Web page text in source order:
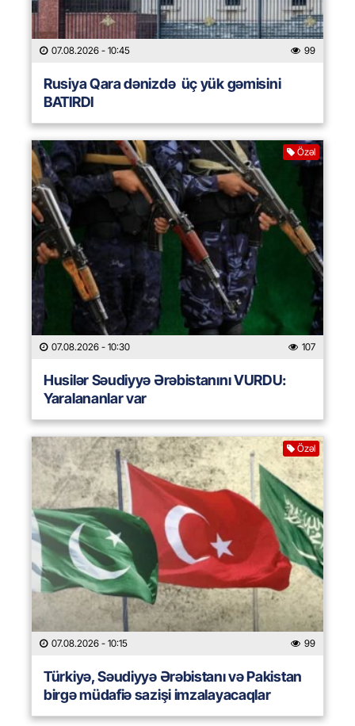
07.08.2026 - 10:45 99
Rusiya Qara dənizdə üç yük gəmisini
BATIRDI
Özəl
07.08.2026 - 10:30 107
Husilər Səudiyyə Ərəbistanını VURDU:
Yaralananlar var
Özəl
07.08.2026 - 10:15 99
Türkiyə, Səudiyyə Ərəbistanı və Pakistan
birgə müdafiə sazişi imzalayacaqlar